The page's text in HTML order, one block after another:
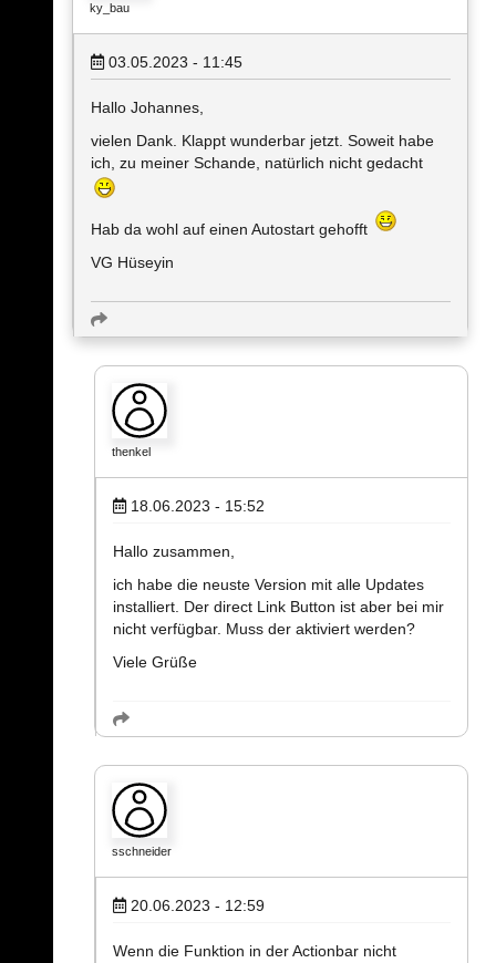
ky_bau
03.05.2023 - 11:45
Hallo Johannes,
vielen Dank. Klappt wunderbar jetzt. Soweit habe
ich, zu meiner Schande, natürlich nicht gedacht
Hab da wohl auf einen Autostart gehofft
VG Hüseyin
thenkel
18.06.2023 - 15:52
Hallo zusammen,
ich habe die neuste Version mit alle Updates
installiert. Der direct Link Button ist aber bei mir
nicht verfügbar. Muss der aktiviert werden?
Viele Grüße
sschneider
20.06.2023 - 12:59
Wenn die Funktion in der Actionbar nicht